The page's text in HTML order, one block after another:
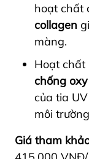
hoạt chất
collagen
màng.
Hoạt chất
chống
của tia
môi
Giá tham